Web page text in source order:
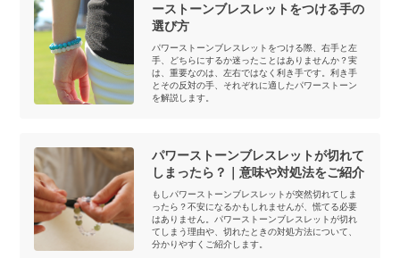
ーストーンブレスレットをつける手の
選び方
パワーストーンブレスレットをつける際、右手と左
手、どちらにするか迷ったことはありませんか？実
は、重要なのは、左右ではなく利き手です。利き手
とその反対の手、それぞれに適したパワーストーン
を解説します。
パワーストーンブレスレットが切れて
しまったら？｜意味や対処法をご紹介
もしパワーストーンブレスレットが突然切れてしま
ったら？不安になるかもしれませんが、慌てる必要
はありません。パワーストーンブレスレットが切れ
てしまう理由や、切れたときの対処方法について、
分かりやすくご紹介します。